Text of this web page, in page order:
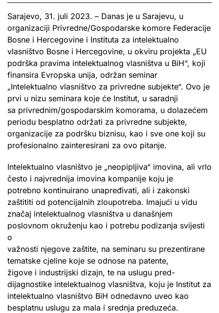
Sarajevo, 31. juli 2023. – Danas je u Sarajevu, u
organizaciji Privredne/Gospodarske komore Federacije
Bosne i Hercegovine i Instituta za intelektualno
vlasništvo Bosne i Hercegovine, u okviru projekta „EU
podrška pravima intelektualnog vlasništva u BiH“, koji
finansira Evropska unija, održan seminar
„Intelektualno vlasništvo za privredne subjekte“. Ovo je
prvi u nizu seminara koje će Institut, u saradnji
sa privrednim/gospodarskim komorama, u dolazećem
periodu besplatno održati za privredne subjekte,
organizacije za podršku biznisu, kao i sve one koji su
profesionalno zainteresirani za ovo pitanje.
Intelektualno vlasništvo je „neopipljiva“ imovina, ali vrlo
često i najvrednija imovina kompanije koju je
potrebno kontinuirano unapređivati, ali i zakonski
zaštititi od potencijalnih zloupotreba. Imajući u vidu
značaj intelektualnog vlasništva u današnjem
poslovnom okruženju kao i potrebu podizanja svijesti
o
važnosti njegove zaštite, na seminaru su prezentirane
tematske cjeline koje se odnose na patente,
žigove i industrijski dizajn, te na uslugu pred-
dijagnostike intelektualnog vlasništva, koju je Institut za
intelektualno vlasništvo BiH odnedavno uveo kao
besplatnu uslugu za mala i srednja preduzeća.